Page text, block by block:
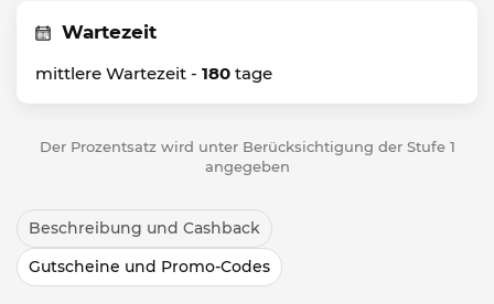
Wartezeit
mittlere Wartezeit - 180 tage
Der Prozentsatz wird unter Berücksichtigung der Stufe 1
angegeben
Beschreibung und Cashback
Gutscheine und Promo-Codes